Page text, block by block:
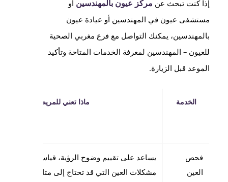
إذا كنت تبحث عن مركز عيون بالمهندسين أو
مستشفى عيون في المهندسين أو عيادة عيون
بالمهندسين، يمكنك التواصل مع فرع مغربي الصحية
للعيون – المهندسين لمعرفة الخدمات المتاحة وتأكيد
الموعد قبل الزيارة.
الخدمة ماذا تعني للمريض؟
فحص
العين
يساعد على تقييم وضوح الرؤية، قياس النظر،
مشكلات العين التي قد تحتاج إلى متابعة أو